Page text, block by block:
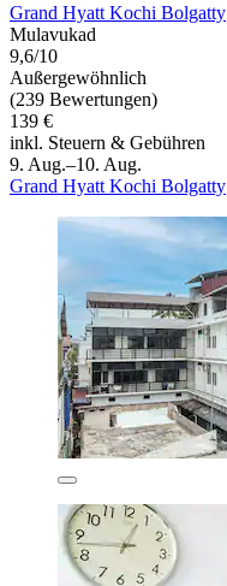
Grand Hyatt Kochi Bolgatty
Mulavukad
9,6/10
Außergewöhnlich
(239 Bewertungen)
139 €
inkl. Steuern & Gebühren
9. Aug.–10. Aug.
Grand Hyatt Kochi Bolgatty